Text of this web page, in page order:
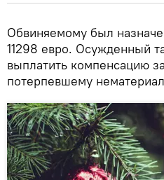
Обвиняемому был
11298 евро. Осужденный
выплатить компенсацию
потерпевшему